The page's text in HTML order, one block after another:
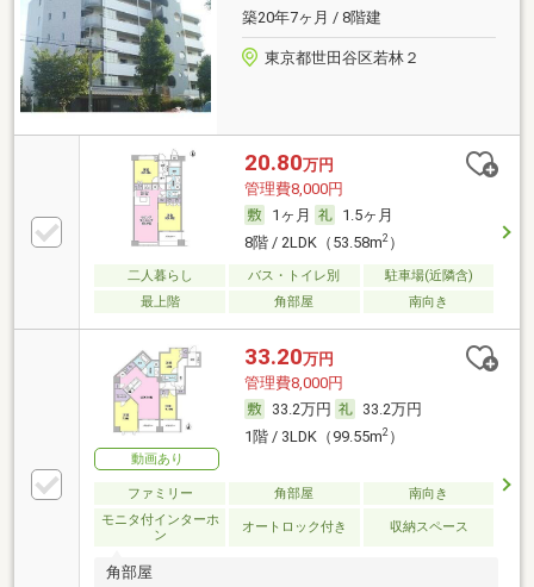
築20年7ヶ月 / 8階建
東京都世田谷区若林２
20.80万円
管理費8,000円
1ヶ月
1.5ヶ月
8階 / 2LDK（53.58m2）
二人暮らし バス・トイレ別
駐車場(近隣含)
最上階
角部屋 南向き
動画あり
33.20万円
管理費8,000円
33.2万円
33.2万円
1階 / 3LDK（99.55m2）
ファミリー 角部屋
南向き
モニタ付インターホ
ン
オートロック付き 収納スペース
角部屋